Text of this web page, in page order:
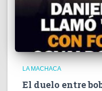
LA MACHACA
El duelo entre